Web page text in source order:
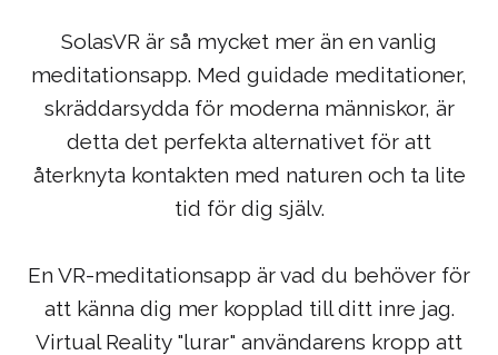
SolasVR är så mycket mer än en vanlig
meditationsapp. Med guidade meditationer,
skräddarsydda för moderna människor, är
detta det perfekta alternativet för att
återknyta kontakten med naturen och ta lite
tid för dig själv.
En VR-meditationsapp är vad du behöver för
att känna dig mer kopplad till ditt inre jag.
Virtual Reality "lurar" användarens kropp att